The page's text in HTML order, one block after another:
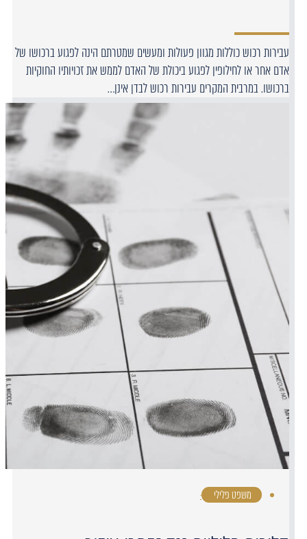
עבירות רכוש כוללות מגוון פעולות ומעשים שמטרתם הינה לפגוע ברכושו של
אדם אחר או לחילופין לפגוע ביכולת של האדם לממש את זכויותיו החוקיות
ברכושו. במרבית המקרים עבירות רכוש לבדן אינן…
משפט פלילי ·